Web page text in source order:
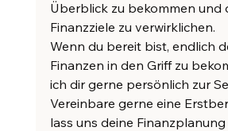
Überblick zu bekommen und
Finanzziele zu verwirklichen.
Wenn du bereit bist, endlich
Finanzen in den Griff zu
ich dir gerne persönlich zur
Vereinbare gerne eine
lass uns deine